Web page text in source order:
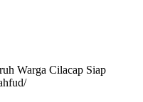
Warga Cilacap Siap